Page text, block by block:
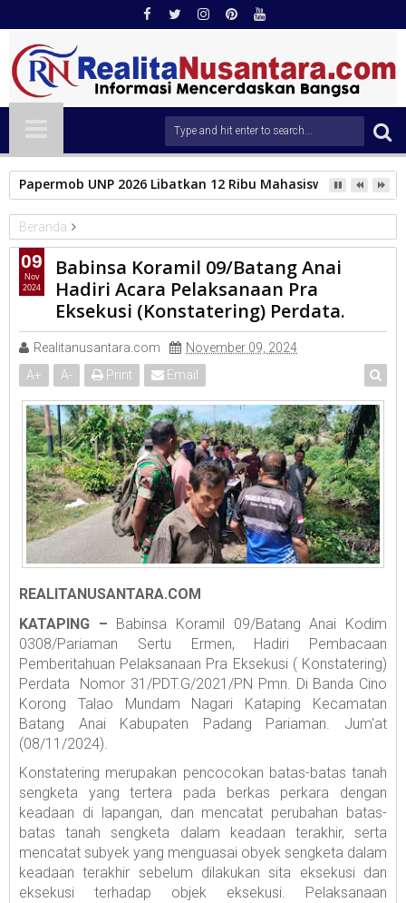
Papermob UNP 2026 Libatkan 12 Ribu Mahasiswa Baru,
Beranda
TNI
Babinsa Koramil 09/Batang Anai Hadiri Acara Pelaksanaan Pra
Eksekusi (Konstatering) Perdata.
Babinsa Koramil 09/Batang Anai
Hadiri Acara Pelaksanaan Pra
Eksekusi (Konstatering) Perdata.
Realitanusantara.com
November 09, 2024
A+ A- Print Email
REALITANUSANTARA.COM
KATAPING – Babinsa Koramil 09/Batang Anai Kodim
0308/Pariaman Sertu Ermen, Hadiri Pembacaan
Pemberitahuan Pelaksanaan Pra Eksekusi ( Konstatering)
Perdata Nomor 31/PDT.G/2021/PN Pmn. Di Banda Cino
Korong Talao Mundam Nagari Kataping Kecamatan
Batang Anai Kabupaten Padang Pariaman. Jum'at
(08/11/2024).
Konstatering merupakan pencocokan batas-batas tanah
sengketa yang tertera pada berkas perkara dengan
keadaan di lapangan, dan mencatat perubahan batas-
batas tanah sengketa dalam keadaan terakhir, serta
mencatat subyek yang menguasai obyek sengketa dalam
keadaan terakhir sebelum dilakukan sita eksekusi dan
eksekusi terhadap objek eksekusi. Pelaksanaan
09
Nov
2024